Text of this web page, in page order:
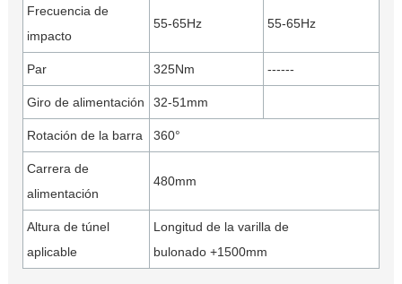
Frecuencia de
impacto
55-65Hz 55-65Hz
Par 325Nm ------
Giro de alimentación 32-51mm
Rotación de la barra 360°
Carrera de
alimentación
480mm
Altura de túnel
aplicable
Longitud de la varilla de
bulonado +1500mm